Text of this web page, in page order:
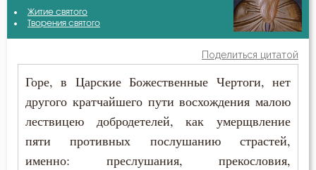
Блуд
Богопознание
Вера
Амвросий Оптинский (Гренков)
Антоний Оптинский (Путилов)
Василий Великий
Григорий Богослов
Григорий Синаит
Житие святого
Творения святого
Поделиться цитатой
Горе, в Царские Божественные Чертоги, нет
другого кратчайшего пути восхождения малою
лествицею добродетелей, как умерщвление
пяти противных послушанию страстей,
именно: преслушания, прекословия,